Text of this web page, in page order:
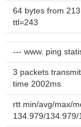
64 bytes from
ttl=243
--- www. ping
3 packets
time 2002ms
rtt min/avg/max/
134.979/